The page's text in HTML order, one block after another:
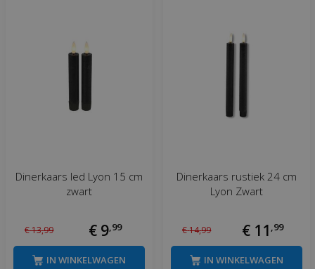
Dinerkaars led Lyon 15 cm
zwart
€13,99 € 9,99
IN WINKELWAGEN
Dinerkaars rustiek 24 cm
Lyon Zwart
€14,99 € 11 ,99
IN WINKELWAGEN